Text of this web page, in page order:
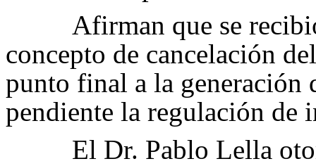
Afirman que se
concepto de cancelación
punto final a la generación
pendiente la regulación de
El Dr. Pablo Lella